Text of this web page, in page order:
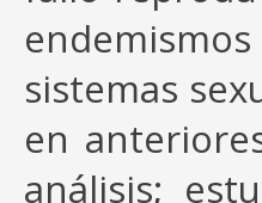
sistemas
en
análisis;